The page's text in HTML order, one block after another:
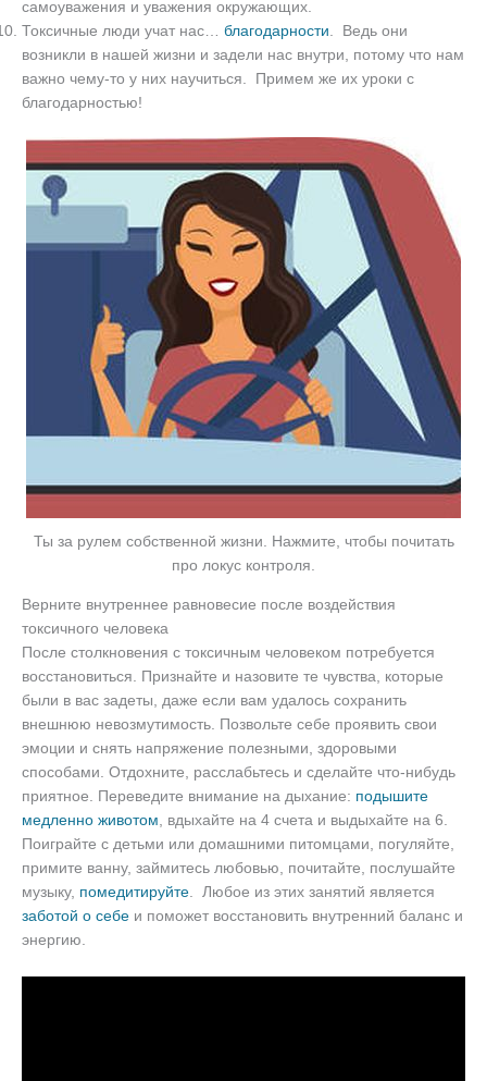
самоуважения и уважения окружающих.
Токсичные люди учат нас… благодарности . Ведь они
возникли в нашей жизни и задели нас внутри, потому что нам
важно чему-то у них научиться. Примем же их уроки с
благодарностью!
Ты за рулем собственной жизни. Нажмите, чтобы почитать
про локус контроля.
Верните внутреннее равновесие после воздействия
токсичного человека
После столкновения с токсичным человеком потребуется
восстановиться. Признайте и назовите те чувства, которые
были в вас задеты, даже если вам удалось сохранить
внешнюю невозмутимость. Позвольте себе проявить свои
эмоции и снять напряжение полезными, здоровыми
способами. Отдохните, расслабьтесь и сделайте что-нибудь
приятное. Переведите внимание на дыхание: подышите
медленно животом, вдыхайте на 4 счета и выдыхайте на 6.
Поиграйте с детьми или домашними питомцами, погуляйте,
примите ванну, займитесь любовью, почитайте, послушайте
музыку, помедитируйте. Любое из этих занятий является
заботой о себе и поможет восстановить внутренний баланс и
энергию.